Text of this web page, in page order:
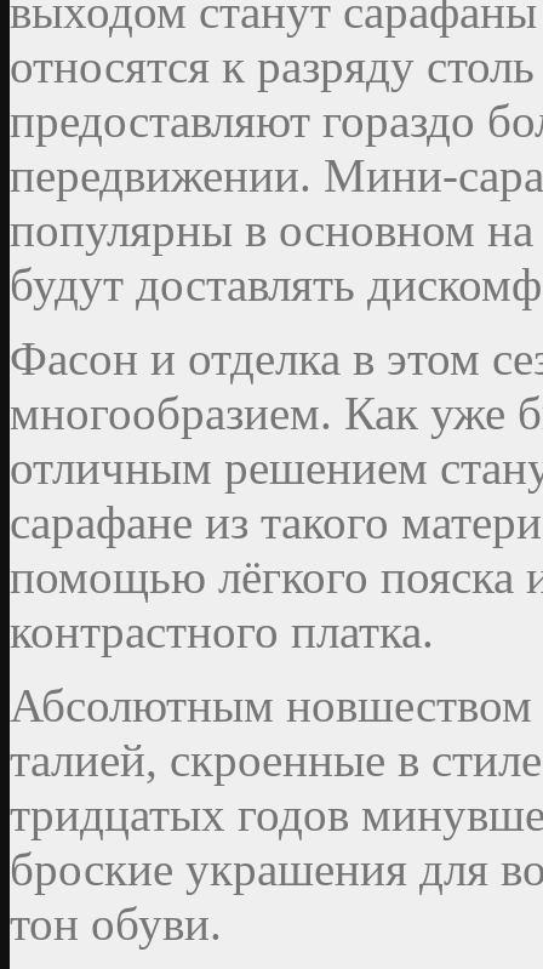
выходом станут
относятся к разряду
предоставляют гораздо
передвижении. Мини-
популярны в основном
будут доставлять
Фасон и отделка в этом
многообразием. Как уже
отличным решением
сарафане из такого
помощью лёгкого пояска
контрастного платка.
Абсолютным новшеством
талией, скроенные в
тридцатых годов
броские украшения для
тон обуви.